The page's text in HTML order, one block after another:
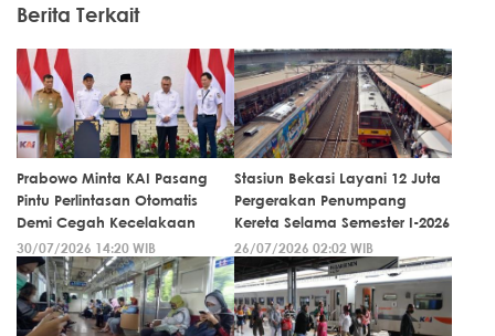
Berita Terkait
Prabowo Minta KAI Pasang
Pintu Perlintasan Otomatis
Demi Cegah Kecelakaan
30/07/2026 14:20 WIB
Stasiun Bekasi Layani 12 Juta
Pergerakan Penumpang
Kereta Selama Semester I-2026
26/07/2026 02:02 WIB